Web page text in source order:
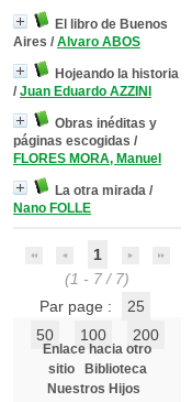
El libro de Buenos
Aires / Alvaro ABOS
Hojeando la historia
/ Juan Eduardo AZZINI
Obras inéditas y
páginas escogidas /
FLORES MORA, Manuel
La otra mirada /
Nano FOLLE
1
(1 - 7 / 7)
Par page :
25
50
100 200
Enlace hacia otro
sitio
Biblioteca
Nuestros Hijos